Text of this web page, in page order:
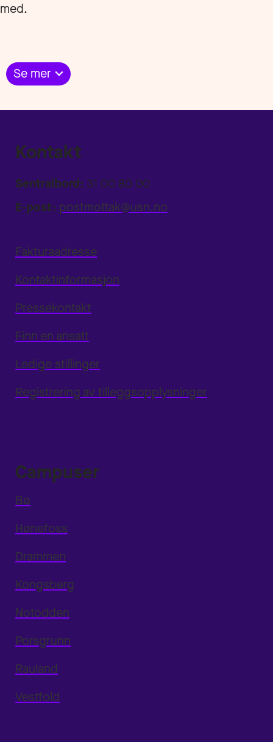
med.
Se mer
Kontakt
Sentralbord: 31 00 80 00
E-post: postmottak@usn.no
Fakturaadresse
Kontaktinformasjon
Pressekontakt
Finn en ansatt
Ledige stillinger
Registrering av tilleggsopplysninger
Campuser
Bø
Hønefoss
Drammen
Kongsberg
Notodden
Porsgrunn
Rauland
Vestfold